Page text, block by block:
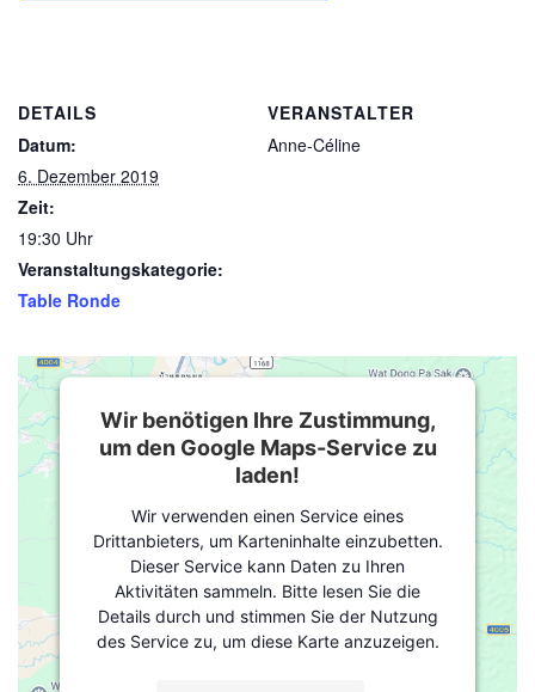
DETAILS
Datum:
6. Dezember 2019
Zeit:
19:30 Uhr
Veranstaltungskategorie:
Table Ronde
VERANSTALTER
Anne-Céline
Wir benötigen Ihre Zustimmung,
um den Google Maps-Service zu
laden!
Wir verwenden einen Service eines
Drittanbieters, um Karteninhalte einzubetten.
Dieser Service kann Daten zu Ihren
Aktivitäten sammeln. Bitte lesen Sie die
Details durch und stimmen Sie der Nutzung
des Service zu, um diese Karte anzuzeigen.